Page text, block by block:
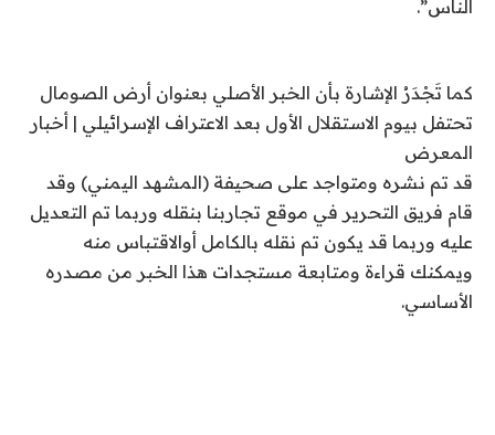
الناس”.
كما تَجْدَرُ الإشارة بأن الخبر الأصلي بعنوان أرض الصومال
تحتفل بيوم الاستقلال الأول بعد الاعتراف الإسرائيلي | أخبار
المعرض
قد تم نشره ومتواجد على صحيفة (المشهد اليمني) وقد
قام فريق التحرير في موقع تجاربنا بنقله وربما تم التعديل
عليه وربما قد يكون تم نقله بالكامل أوالاقتباس منه
ويمكنك قراءة ومتابعة مستجدات هذا الخبر من مصدره
الأساسي.